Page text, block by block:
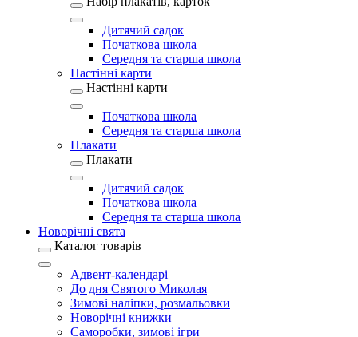
Дитячий садок
Початкова школа
Середня та старша школа
Настінні карти
Настінні карти
Початкова школа
Середня та старша школа
Плакати
Плакати
Дитячий садок
Початкова школа
Середня та старша школа
Новорічні свята
Каталог товарів
Адвент-календарі
До дня Святого Миколая
Зимові наліпки, розмальовки
Новорічні книжки
Саморобки, зимові ігри